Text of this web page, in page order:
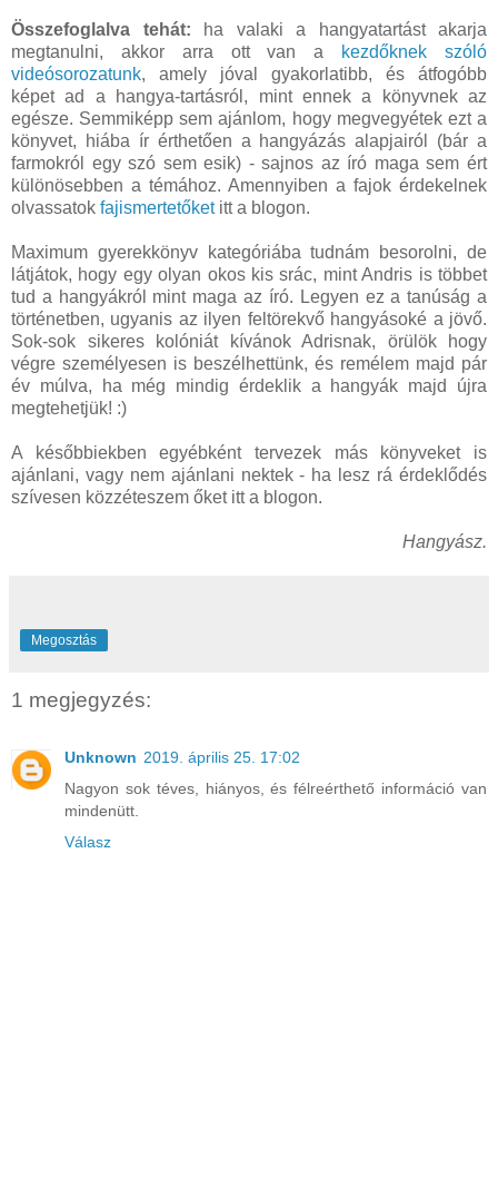
Összefoglalva tehát: ha valaki a hangyatartást akarja
megtanulni, akkor arra ott van a
kezdőknek szóló
videósorozatunk, amely jóval gyakorlatibb, és átfogóbb
képet ad a hangya-tartásról, mint ennek a könyvnek az
egésze. Semmiképp sem ajánlom, hogy megvegyétek ezt a
könyvet, hiába ír érthetően a hangyázás alapjairól (bár a
farmokról egy szó sem esik) - sajnos az író maga sem ért
különösebben a témához. Amennyiben a fajok érdekelnek
olvassatok fajismertetőketitt a blogon.
Maximum gyerekkönyv kategóriába tudnám besorolni, de
látjátok, hogy egy olyan okos kis srác, mint Andris is többet
tud a hangyákról mint maga az író. Legyen ez a tanúság a
történetben, ugyanis az ilyen feltörekvő hangyásoké a jövő.
Sok-sok sikeres kolóniát kívánok Adrisnak, örülök hogy
végre személyesen is beszélhettünk, és remélem majd pár
év múlva, ha még mindig érdeklik a hangyák majd újra
megtehetjük! :)
A későbbiekben egyébként tervezek más könyveket is
ajánlani, vagy nem ajánlani nektek - ha lesz rá érdeklődés
szívesen közzéteszem őket itt a blogon.
Hangyász.
Megosztás
1 megjegyzés:
Unknown 2019. április 25. 17:02
Nagyon sok téves, hiányos, és félreérthető információ van
mindenütt.
Válasz